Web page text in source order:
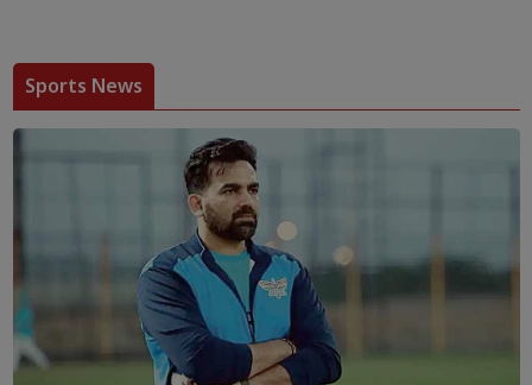
Sports News